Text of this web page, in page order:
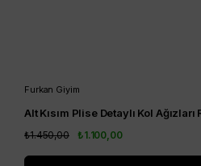
Furkan Giyim
₺1.100,00
₺1.450,00